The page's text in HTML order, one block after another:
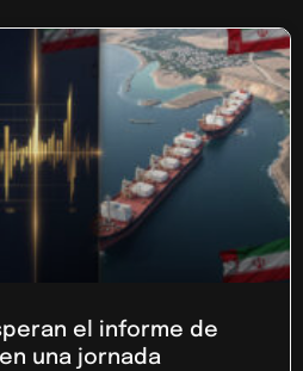
el informe de
una jornada